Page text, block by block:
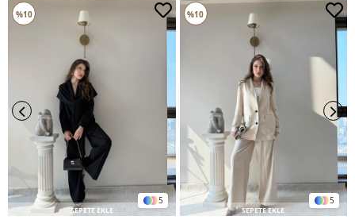
5
SEPETE EKLE
%10
5
SEPETE EKLE
%10